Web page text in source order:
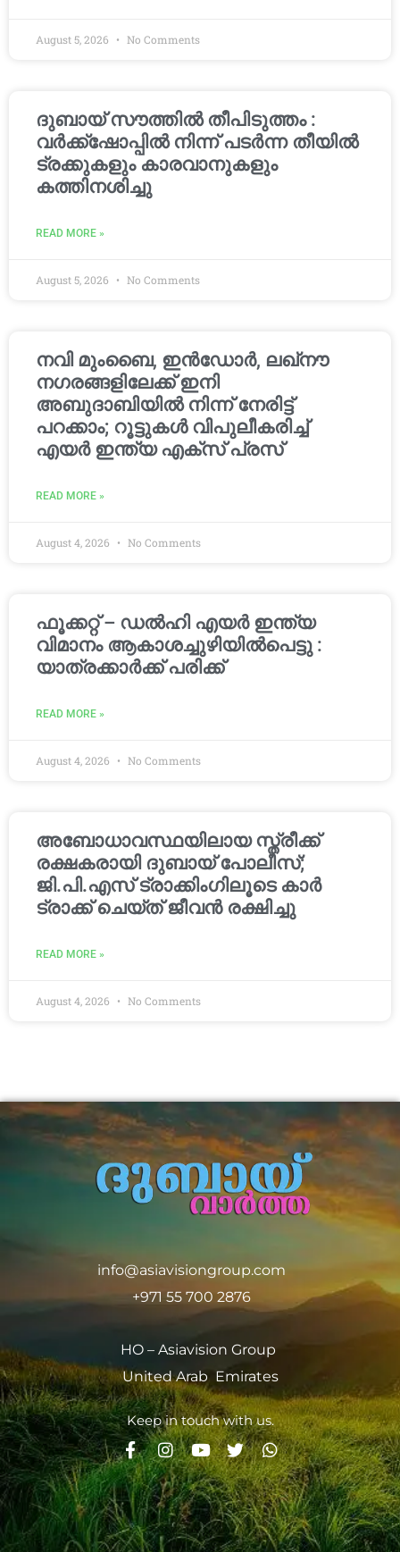
August 5, 2026 No Comments
ദുബായ് സൗത്തിൽ തീപിടുത്തം :
വർക്ക്‌ഷോപ്പിൽ നിന്ന് പടർന്ന തീയിൽ
ട്രക്കുകളും കാരവാനുകളും
കത്തിനശിച്ചു
READ MORE »
August 5, 2026 No Comments
നവി മുംബൈ, ഇൻഡോർ, ലഖ്നൗ
നഗരങ്ങളിലേക്ക് ഇനി
അബുദാബിയിൽ നിന്ന് നേരിട്ട്
പറക്കാം; റൂട്ടുകൾ വിപുലീകരിച്ച്
എയർ ഇന്ത്യ എക്സ് പ്രസ്
READ MORE »
August 4, 2026 No Comments
ഫൂക്കറ്റ് – ഡൽഹി എയര്‍ ഇന്ത്യ
വിമാനം ആകാശച്ചുഴിയില്‍പെട്ടു :
യാത്രക്കാര്‍ക്ക് പരിക്ക്
READ MORE »
August 4, 2026 No Comments
അബോധാവസ്ഥയിലായ സ്ത്രീക്ക്
രക്ഷകരായി ദുബായ് പോലീസ്;
ജി.പി.എസ് ട്രാക്കിംഗിലൂടെ കാർ
ട്രാക്ക് ചെയ്ത് ജീവൻ രക്ഷിച്ചു
READ MORE »
August 4, 2026 No Comments
info@asiavisiongroup.com
+971 55 700 2876
HO – Asiavision Group
United Arab Emirates
Keep in touch with us.